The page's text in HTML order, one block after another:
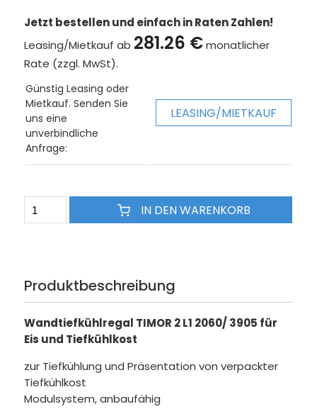
Jetzt bestellen und einfach in Raten Zahlen!
Leasing/Mietkauf ab 281.26 €monatlicher
Rate (zzgl. MwSt).
Günstig Leasing oder
Mietkauf. Senden Sie
uns eine
unverbindliche
Anfrage:
LEASING/MIETKAUF
IN DEN WARENKORB
Produktbeschreibung
Wandtiefkühlregal TIMOR 2 L1 2060/ 3905 für
Eis und Tiefkühlkost
zur Tiefkühlung und Präsentation von verpackter
Tiefkühlkost
Modulsystem, anbaufähig